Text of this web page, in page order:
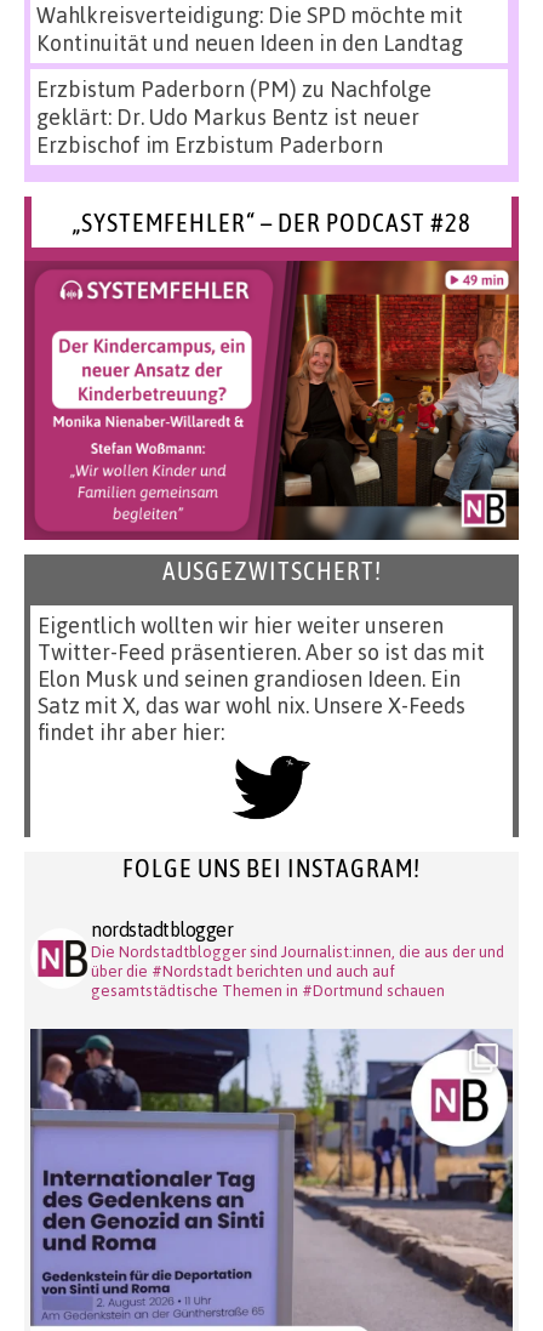
Wahlkreisverteidigung: Die SPD möchte mit
Kontinuität und neuen Ideen in den Landtag
Erzbistum Paderborn (PM) zu Nachfolge
geklärt: Dr. Udo Markus Bentz ist neuer
Erzbischof im Erzbistum Paderborn
„SYSTEMFEHLER“ – DER PODCAST #28
AUSGEZWITSCHERT!
Eigentlich wollten wir hier weiter unseren
Twitter-Feed präsentieren. Aber so ist das mit
Elon Musk und seinen grandiosen Ideen. Ein
Satz mit X, das war wohl nix. Unsere X-Feeds
findet ihr aber hier:
FOLGE UNS BEI INSTAGRAM!
nordstadtblogger
Die Nordstadtblogger sind Journalist:innen, die aus der und
über die #Nordstadt berichten und auch auf
gesamtstädtische Themen in #Dortmund schauen